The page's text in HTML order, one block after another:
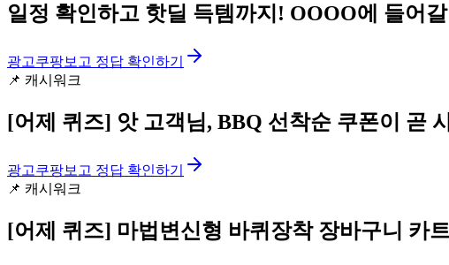
일정 확인하고 핫딜 득템까지! OOOO에 들어
광고쿠팡보고 정답 확인하기
📌 캐시워크
[어제 퀴즈] 앗 고객님, BBQ 선착순 쿠폰이 곧
광고쿠팡보고 정답 확인하기
📌 캐시워크
[어제 퀴즈] 마법변신형 바퀴장착 장바구니 카